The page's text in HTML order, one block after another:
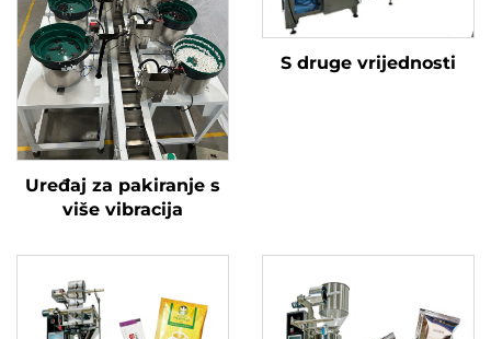
Uređaj za pakiranje s
više vibracija
S druge vrijednosti